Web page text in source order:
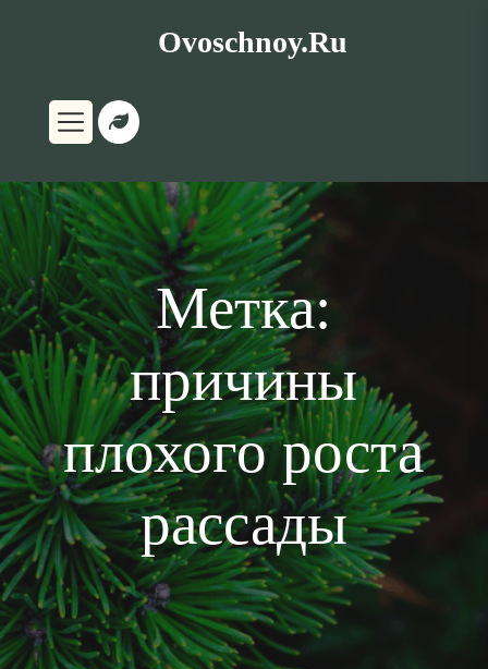
Ovoschnoy.ru
Метка:
причины
плохого роста
рассады